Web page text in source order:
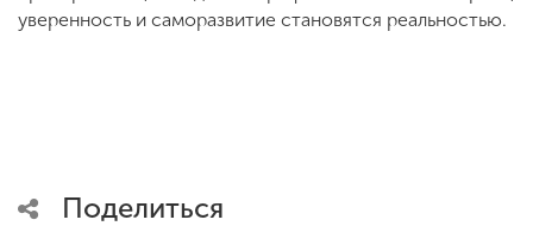
уверенность и саморазвитие становятся реальностью.
Поделиться